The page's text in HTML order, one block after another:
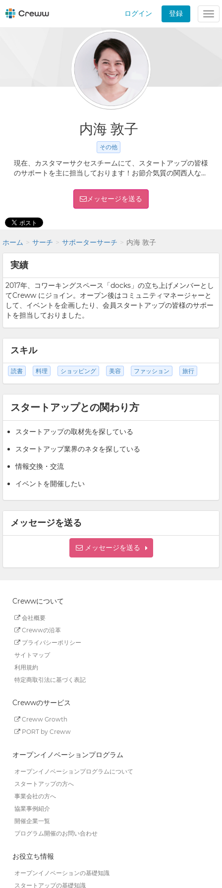
ログイン 登録
内海 敦子
その他
現在、カスタマーサクセスチームにて、スタートアップの皆様
のサポートを主に担当しております！お節介気質の関西人なの
ご相談ください！！
メッセージを送る
ホーム サーチ サポーターサーチ 内海 敦子
実績
2017年、コワーキングスペース「docks」の立ち上げメンバーとし
てCreww にジョイン。オープン後はコミュニティマネージャーと
して、イベントを企画したり、会員スタートアップの皆様のサポー
トを担当しておりました。
スキル
読書 料理 ショッピング 美容 ファッション 旅行
スタートアップとの関わり方
スタートアップの取材先を探している
スタートアップ業界のネタを探している
情報交換・交流
イベントを開催したい
メッセージを送る
メッセージを送る
Crewwについて
会社概要
Crewwの沿革
プライバシーポリシー
サイトマップ
利用規約
特定商取引法に基づく表記
Crewwのサービス
Creww Growth
PORT by Creww
オープンイノベーションプログラム
オープンイノベーションプログラムについて
スタートアップの方へ
事業会社の方へ
協業事例紹介
開催企業一覧
プログラム開催のお問い合わせ
お役立ち情報
オープンイノベーションの基礎知識
スタートアップの基礎知識